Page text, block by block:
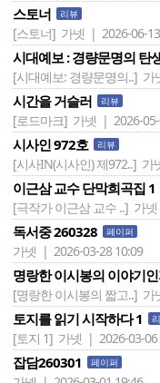
스토너 리뷰
[스토너] 가넷 | 2026-06-
시대예보 : 경량문명의 탄
[시대예보: 경량문명의..] 가
시간을 거슬러 리뷰
[로드마크] 가넷 | 2026-
시사인 972호 리뷰
[시사IN(시사인) 제972..] 가
이근삼 교수 단막희곡집 1
[극작가 이근삼 교수 ..] 가
독서중 260328 페이퍼
가넷 | 2026-03-28 10:09
명랑한 이시봉의 이야기
[명랑한 이시봉의 짧고..] 가
토지를 읽기 시작하다 1
[토지 1] 가넷 | 2026-03-06
잡담260301 페이퍼